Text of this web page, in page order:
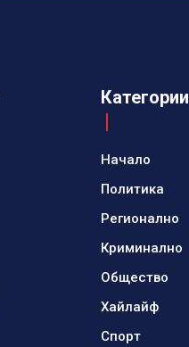
Категории
Начало
Политика
Регионално
Криминално
Общество
Хайлайф
Спорт